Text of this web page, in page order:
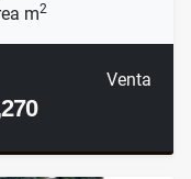
m2
Venta